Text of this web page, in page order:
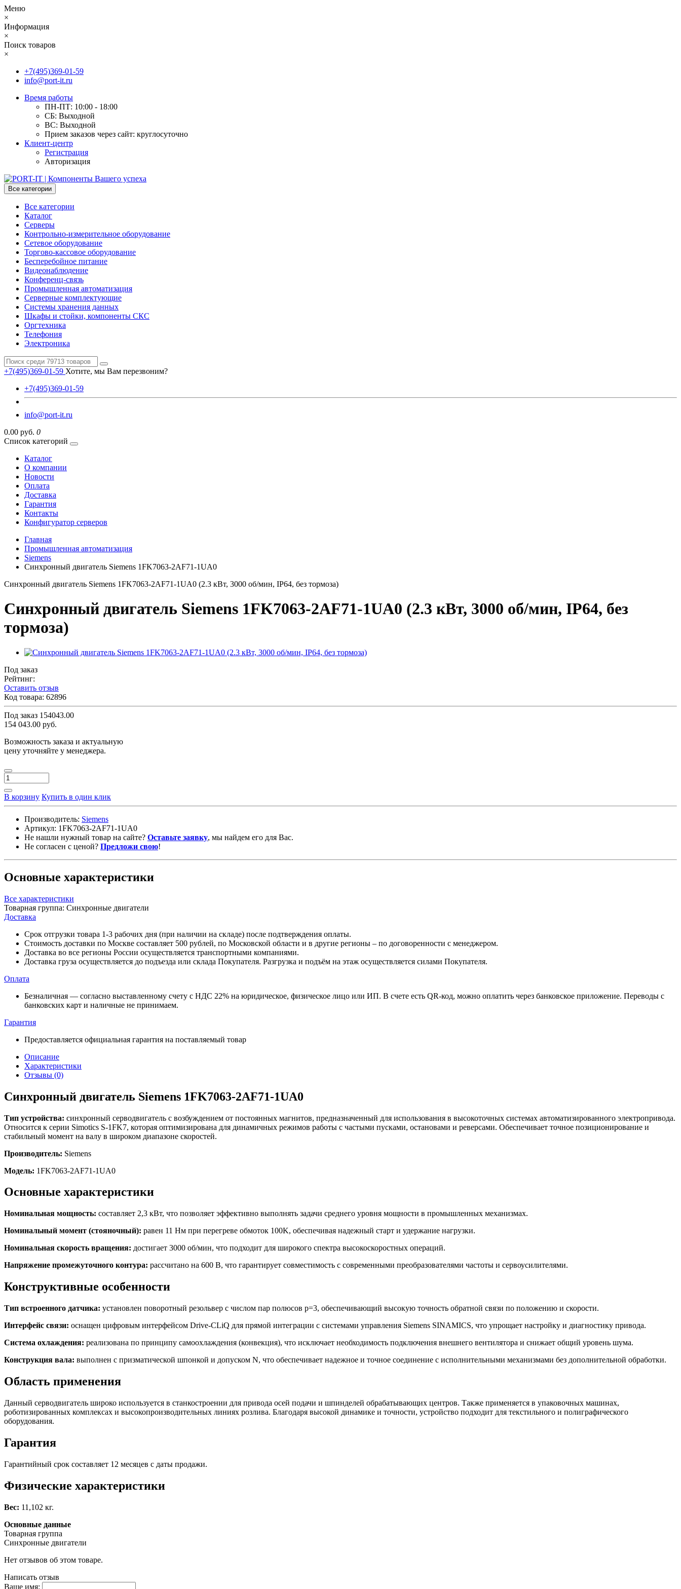
Меню
×
Информация
×
Поиск товаров
×
+7(495)369-01-59
info@port-it.ru
Время работы
ПН-ПТ: 10:00 - 18:00
СБ: Выходной
ВС: Выходной
Прием заказов через сайт: круглосуточно
Клиент-центр
Регистрация
Авторизация
Все категории
Все категории
Каталог
Серверы
Контрольно-измерительное оборудование
Сетевое оборудование
Торгово-кассовое оборудование
Бесперебойное питание
Видеонаблюдение
Конференц-связь
Промышленная автоматизация
Серверные комплектующие
Системы хранения данных
Шкафы и стойки, компоненты СКС
Оргтехника
Телефония
Электроника
+7(495)369-01-59 Хотите, мы Вам перезвоним?
+7(495)369-01-59
info@port-it.ru
0.00 руб. 0
Список категорий
Каталог
О компании
Новости
Оплата
Доставка
Гарантия
Контакты
Конфигуратор серверов
Главная
Промышленная автоматизация
Siemens
Синхронный двигатель Siemens 1FK7063-2AF71-1UA0
Синхронный двигатель Siemens 1FK7063-2AF71-1UA0 (2.3 кВт, 3000 об/мин, IP64, без тормоза)
Синхронный двигатель Siemens 1FK7063-2AF71-1UA0 (2.3 кВт, 3000 об/мин, IP64, без
тормоза)
Под заказ
Рейтинг:
Оставить отзыв
Код товара: 62896
Под заказ 154043.00
154 043.00 руб.
Возможность заказа и актуальную
цену уточняйте у менеджера.
В корзину Купить в один клик
Производитель: Siemens
Артикул: 1FK7063-2AF71-1UA0
Не нашли нужный товар на сайте? Оставьте заявку, мы найдем его для Вас.
Не согласен с ценой? Предложи свою!
Основные характеристики
Все характеристики
Товарная группа: Синхронные двигатели
Доставка
Срок отгрузки товара 1-3 рабочих дня (при наличии на складе) после подтверждения оплаты.
Стоимость доставки по Москве составляет 500 рублей, по Московской области и в другие регионы – по договоренности с менеджером.
Доставка во все регионы России осуществляется транспортными компаниями.
Доставка груза осуществляется до подъезда или склада Покупателя. Разгрузка и подъём на этаж осуществляется силами Покупателя.
Оплата
Безналичная — согласно выставленному счету c НДС 22% на юридическое, физическое лицо или ИП. В счете есть QR-код, можно оплатить через банковское приложение. Переводы с
банковских карт и наличные не принимаем.
Гарантия
Предоставляется официальная гарантия на поставляемый товар
Описание
Характеристики
Отзывы (0)
Синхронный двигатель Siemens 1FK7063-2AF71-1UA0
Тип устройства: синхронный серводвигатель с возбуждением от постоянных магнитов, предназначенный для использования в высокоточных системах автоматизированного электропривода.
Относится к серии Simotics S-1FK7, которая оптимизирована для динамичных режимов работы с частыми пусками, остановами и реверсами. Обеспечивает точное позиционирование и
стабильный момент на валу в широком диапазоне скоростей.
Производитель: Siemens
Модель: 1FK7063-2AF71-1UA0
Основные характеристики
Номинальная мощность: составляет 2,3 кВт, что позволяет эффективно выполнять задачи среднего уровня мощности в промышленных механизмах.
Номинальный момент (стояночный): равен 11 Нм при перегреве обмоток 100K, обеспечивая надежный старт и удержание нагрузки.
Номинальная скорость вращения: достигает 3000 об/мин, что подходит для широкого спектра высокоскоростных операций.
Напряжение промежуточного контура: рассчитано на 600 В, что гарантирует совместимость с современными преобразователями частоты и сервоусилителями.
Конструктивные особенности
Тип встроенного датчика: установлен поворотный резольвер с числом пар полюсов p=3, обеспечивающий высокую точность обратной связи по положению и скорости.
Интерфейс связи: оснащен цифровым интерфейсом Drive-CLiQ для прямой интеграции с системами управления Siemens SINAMICS, что упрощает настройку и диагностику привода.
Система охлаждения: реализована по принципу самоохлаждения (конвекция), что исключает необходимость подключения внешнего вентилятора и снижает общий уровень шума.
Конструкция вала: выполнен с призматической шпонкой и допуском N, что обеспечивает надежное и точное соединение с исполнительными механизмами без дополнительной обработки.
Область применения
Данный серводвигатель широко используется в станкостроении для привода осей подачи и шпинделей обрабатывающих центров. Также применяется в упаковочных машинах,
роботизированных комплексах и высокопроизводительных линиях розлива. Благодаря высокой динамике и точности, устройство подходит для текстильного и полиграфического
оборудования.
Гарантия
Гарантийный срок составляет 12 месяцев с даты продажи.
Физические характеристики
Вес: 11,102 кг.
Основные данные
Товарная группа
Синхронные двигатели
Нет отзывов об этом товаре.
Написать отзыв
Ваше имя: